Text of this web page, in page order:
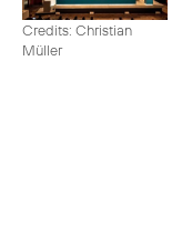
Credits: Christian
Müller